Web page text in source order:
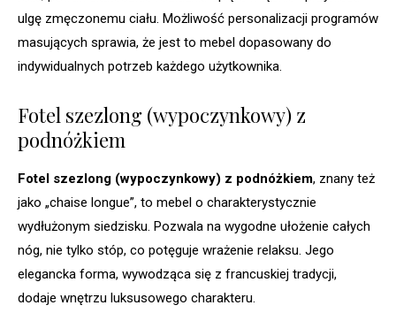
ulgę zmęczonemu ciału. Możliwość personalizacji programów
masujących sprawia, że jest to mebel dopasowany do
indywidualnych potrzeb każdego użytkownika.
Fotel szezlong (wypoczynkowy) z
podnóżkiem
Fotel szezlong (wypoczynkowy) z podnóżkiem, znany też
jako „chaise longue”, to mebel o charakterystycznie
wydłużonym siedzisku. Pozwala na wygodne ułożenie całych
nóg, nie tylko stóp, co potęguje wrażenie relaksu. Jego
elegancka forma, wywodząca się z francuskiej tradycji,
dodaje wnętrzu luksusowego charakteru.